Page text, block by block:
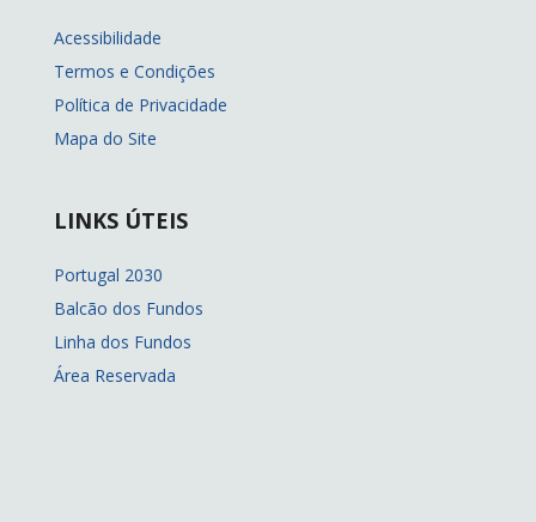
Acessibilidade
Termos e Condições
Política de Privacidade
Mapa do Site
LINKS ÚTEIS
Portugal 2030
Balcão dos Fundos
Linha dos Fundos
Área Reservada